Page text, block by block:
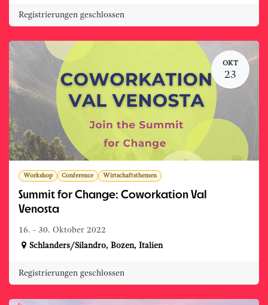
Registrierungen geschlossen
OKT
23
Workshop Conference Wirtschaftsthemen
Summit for Change: Coworkation Val
Venosta
16. - 30. Oktober 2022
Schlanders/Silandro, Bozen, Italien
Registrierungen geschlossen